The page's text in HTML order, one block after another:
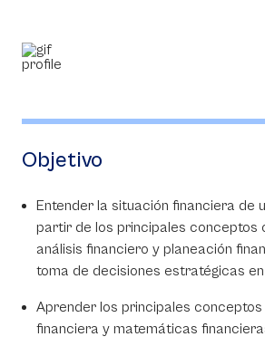
Objetivo
Entender la situación financiera de
partir de los principales conceptos
análisis financiero y planeación
toma de decisiones estratégicas
Aprender los principales
financiera y matemáticas